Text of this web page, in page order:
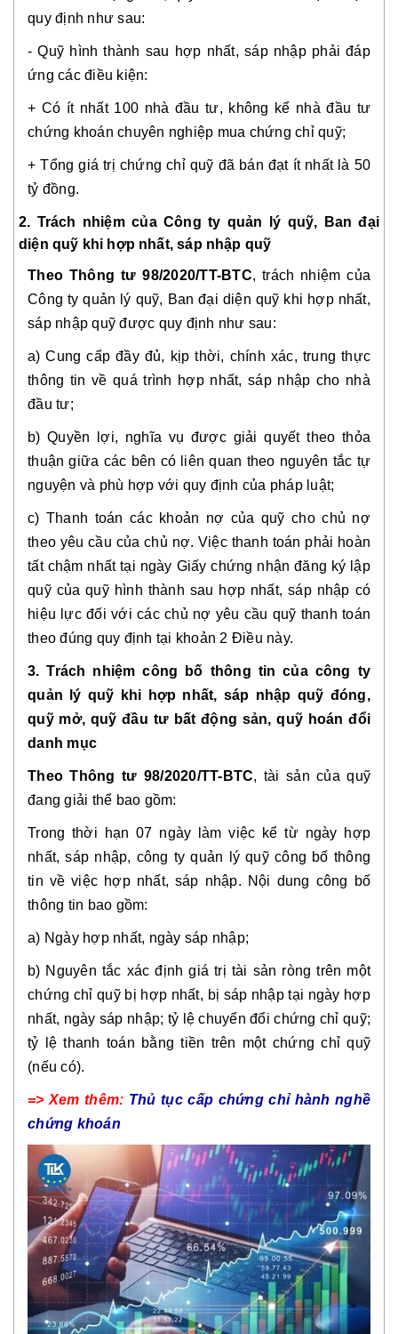
quy định như sau:
- Quỹ hình thành sau hợp nhất, sáp nhập phải đáp
ứng các điều kiện:
+ Có ít nhất 100 nhà đầu tư, không kể nhà đầu tư
chứng khoán chuyên nghiệp mua chứng chỉ quỹ;
+ Tổng giá trị chứng chỉ quỹ đã bán đạt ít nhất là 50
tỷ đồng.
2. Trách nhiệm của Công ty quản lý quỹ, Ban đại
diện quỹ khi hợp nhất, sáp nhập quỹ
Theo Thông tư 98/2020/TT-BTC, trách nhiệm của
Công ty quản lý quỹ, Ban đại diện quỹ khi hợp nhất,
sáp nhập quỹ được quy định như sau:
a) Cung cấp đầy đủ, kịp thời, chính xác, trung thực
thông tin về quá trình hợp nhất, sáp nhập cho nhà
đầu tư;
b) Quyền lợi, nghĩa vụ được giải quyết theo thỏa
thuận giữa các bên có liên quan theo nguyên tắc tự
nguyện và phù hợp với quy định của pháp luật;
c) Thanh toán các khoản nợ của quỹ cho chủ nợ
theo yêu cầu của chủ nợ. Việc thanh toán phải hoàn
tất chậm nhất tại ngày Giấy chứng nhận đăng ký lập
quỹ của quỹ hình thành sau hợp nhất, sáp nhập có
hiệu lực đối với các chủ nợ yêu cầu quỹ thanh toán
theo đúng quy định tại khoản 2 Điều này.
3. Trách nhiệm công bố thông tin của công ty
quản lý quỹ khi hợp nhất, sáp nhập quỹ đóng,
quỹ mở, quỹ đầu tư bất động sản, quỹ hoán đổi
danh mục
Theo Thông tư 98/2020/TT-BTC, tài sản của quỹ
đang giải thể bao gồm:
Trong thời hạn 07 ngày làm việc kể từ ngày hợp
nhất, sáp nhập, công ty quản lý quỹ công bố thông
tin về việc hợp nhất, sáp nhập. Nội dung công bố
thông tin bao gồm:
a) Ngày hợp nhất, ngày sáp nhập;
b) Nguyên tắc xác định giá trị tài sản ròng trên một
chứng chỉ quỹ bị hợp nhất, bị sáp nhập tại ngày hợp
nhất, ngày sáp nhập; tỷ lệ chuyển đổi chứng chỉ quỹ;
tỷ lệ thanh toán bằng tiền trên một chứng chỉ quỹ
(nếu có).
=> Xem thêm: Thủ tục cấp chứng chỉ hành nghề
chứng khoán